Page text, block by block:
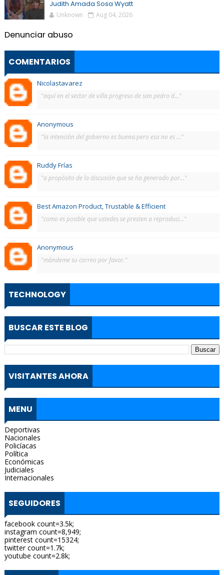
Judith Amada Sosa Wyatt
Unknown Aug 04, 2026
Denunciar abuso
COMENTARIOS
Nicolastavarez
"aquí en el sector de villa progreso de san pedro d..."
Anonymous
"la intención del gobierno es buena.pero eso no es ..."
Ruddy Frías
"a propósito de la discusión que se ha generado por..."
Best Amazon Product, Trustable & Efficient
"como es posible que ustedes se presten a reproduci..."
Anonymous
"màndeme su correo por favor."
TECHNOLOGY
BUSCAR ESTE BLOG
VISITANTES AHORA
MENU
Deportivas
Nacionales
Policíacas
Política
Económicas
Judiciales
Internacionales
SEGUIDORES
facebook count=3.5k;
instagram count=8,949;
pinterest count=15324;
twitter count=1.7k;
youtube count=2.8k;